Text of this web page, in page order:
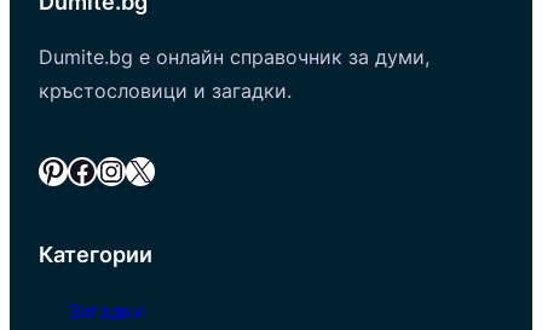
Dumite.bg е онлайн справочник за думи,
кръстословици и загадки.
Pinterest Facebook InstagramX
Категории
Загадки